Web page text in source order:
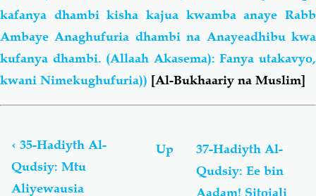
kafanya dhambi kisha kajua kwamba anaye Rabb
Ambaye Anaghufuria dhambi na Anayeadhibu kwa
kufanya dhambi. (Allaah Akasema): Fanya utakavyo,
kwani Nimekughufuria)) [Al-Bukhaariy na Muslim]
links
for
Al-
Ahaadiyth
‹ 35-Hadiyth Al-
Qudsiy: Mtu
Aliyewausia
Up
37-Hadiyth Al-
Qudsiy: Ee bin
Aadam! Sitojali